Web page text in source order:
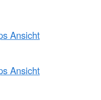
Ansicht
Ansicht